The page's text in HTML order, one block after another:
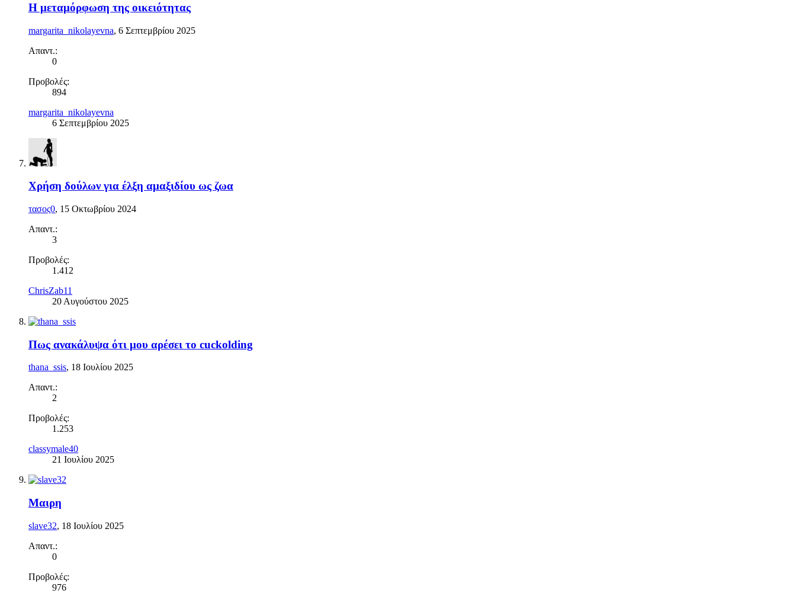
Η μεταμόρφωση της οικειότητας
margarita_nikolayevna, 6 Σεπτεμβρίου 2025
Απαντ.:
0
Προβολές:
894
margarita_nikolayevna
6 Σεπτεμβρίου 2025
Χρήση δούλων για έλξη αμαξιδίου ως ζωα
τασος0, 15 Οκτωβρίου 2024
Απαντ.:
3
Προβολές:
1.412
ChrisZab11
20 Αυγούστου 2025
Πως ανακάλυψα ότι μου αρέσει το cuckolding
thana_ssis, 18 Ιουλίου 2025
Απαντ.:
2
Προβολές:
1.253
classymale40
21 Ιουλίου 2025
Μαιρη
slave32, 18 Ιουλίου 2025
Απαντ.:
0
Προβολές:
976